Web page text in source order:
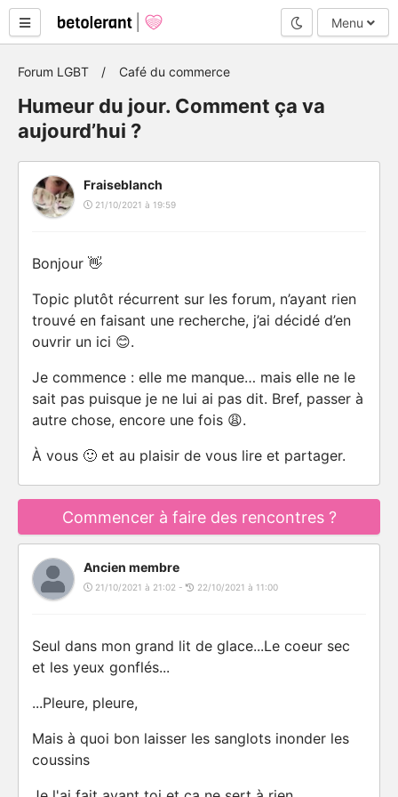
Mode nuit
Menu
Forum LGBT Café du commerce
Humeur du jour. Comment ça va
aujourd’hui ?
Fraiseblanch
21/10/2021 à 19:59
Bonjour 👋
Topic plutôt récurrent sur les forum, n’ayant rien
trouvé en faisant une recherche, j’ai décidé d’en
ouvrir un ici 😊.
Je commence : elle me manque… mais elle ne le
sait pas puisque je ne lui ai pas dit. Bref, passer à
autre chose, encore une fois 😩.
À vous 🙂 et au plaisir de vous lire et partager.
Commencer à faire des rencontres ?
Ancien membre
21/10/2021 à 21:02 - 22/10/2021 à 11:00
Seul dans mon grand lit de glace...Le coeur sec
et les yeux gonflés...
...Pleure, pleure,
Mais à quoi bon laisser les sanglots inonder les
coussins